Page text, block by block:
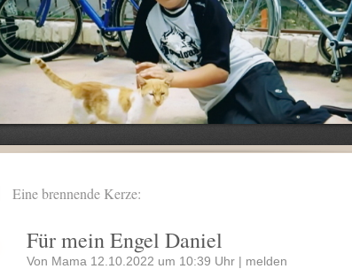
Eine brennende Kerze:
Für mein Engel Daniel
Von Mama 12.10.2022 um 10:39 Uhr | melden